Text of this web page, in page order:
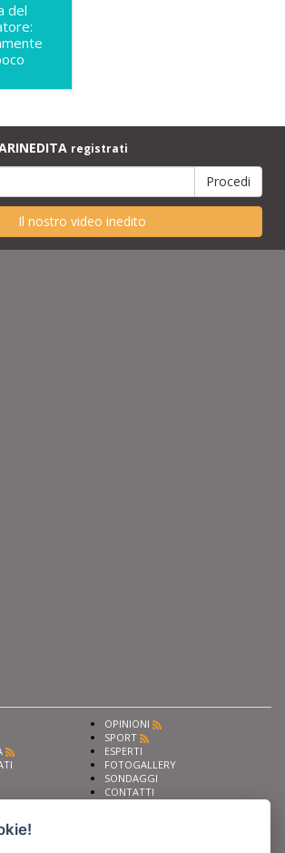
del
registrati
Il nostro video inedito
OPINIONI
SPORT
ESPERTI
FOTOGALLERY
SONDAGGI
CONTATTI